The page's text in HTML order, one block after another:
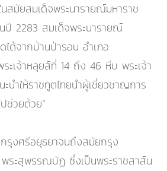
นสมัยสมเด็จพระนารายณ์มหาราช
นปี 2283 สมเด็จพระนารายณ์
ได้จากบ้านป่ารอน อำเภอ
ะเจ้าหลุยส์ที่ 14 ถึง 46 หีบ พระเจ้า
นำให้ราชทูตไทยนำผู้เชี่ยวชาญการ
ช่วยด้วย”
รุงศรีอยุธยาจนถึงสมัยกรุง
ระสุพรรณบัฏ ซึ่งเป็นพระราชสาส์น